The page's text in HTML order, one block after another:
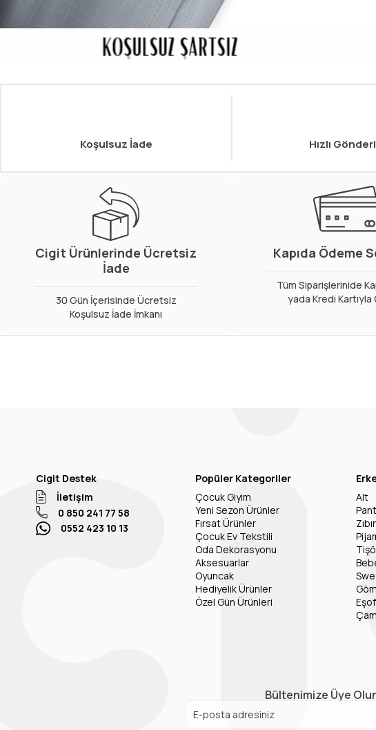
Koşulsuz İade Hızlı
Cigit Ürünlerinde Ücretsiz
İade
30 Gün İçerisinde Ücretsiz
Koşulsuz İade İmkanı
Kapıda Ödeme
Tüm Siparişlerinide
yada Kredi Kartıyla
Cigit Destek
İletişim
0 850 241 77 58
0552 423 10 13
Popüler Kategoriler
Çocuk Giyim
Yeni Sezon Ürünler
Fırsat Ürünler
Çocuk Ev Tekstili
Oda Dekorasyonu
Aksesuarlar
Oyuncak
Hediyelik Ürünler
Özel Gün Ürünleri
Alt
Bültenimize Üye